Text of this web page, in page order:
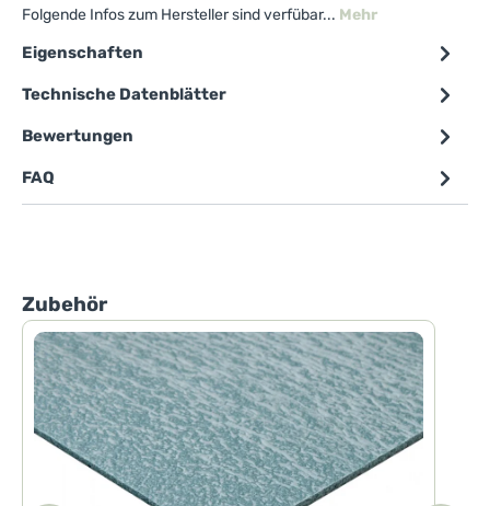
Folgende Infos zum Hersteller sind verfübar... Mehr
Eigenschaften
Technische Datenblätter
Bewertungen
FAQ
Produktgalerie überspringen
Zubehör